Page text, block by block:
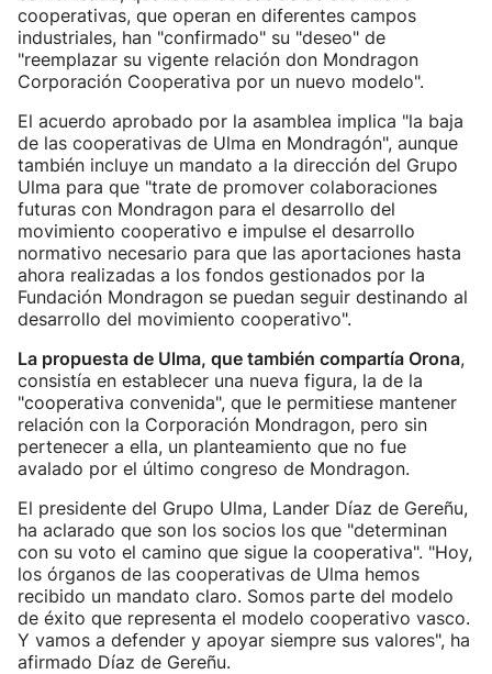
cooperativas, que operan en diferentes campos
industriales, han "confirmado" su "deseo" de
"reemplazar su vigente relación don Mondragon
Corporación Cooperativa por un nuevo modelo".
El acuerdo aprobado por la asamblea implica "la baja
de las cooperativas de Ulma en Mondragón", aunque
también incluye un mandato a la dirección del Grupo
Ulma para que "trate de promover colaboraciones
futuras con Mondragon para el desarrollo del
movimiento cooperativo e impulse el desarrollo
normativo necesario para que las aportaciones hasta
ahora realizadas a los fondos gestionados por la
Fundación Mondragon se puedan seguir destinando al
desarrollo del movimiento cooperativo".
La propuesta de Ulma, que también compartía Orona,
consistía en establecer una nueva figura, la de la
"cooperativa convenida", que le permitiese mantener
relación con la Corporación Mondragon, pero sin
pertenecer a ella, un planteamiento que no fue
avalado por el último congreso de Mondragon.
El presidente del Grupo Ulma, Lander Díaz de Gereñu,
ha aclarado que son los socios los que "determinan
con su voto el camino que sigue la cooperativa". "Hoy,
los órganos de las cooperativas de Ulma hemos
recibido un mandato claro. Somos parte del modelo
de éxito que representa el modelo cooperativo vasco.
Y vamos a defender y apoyar siempre sus valores", ha
afirmado Díaz de Gereñu.